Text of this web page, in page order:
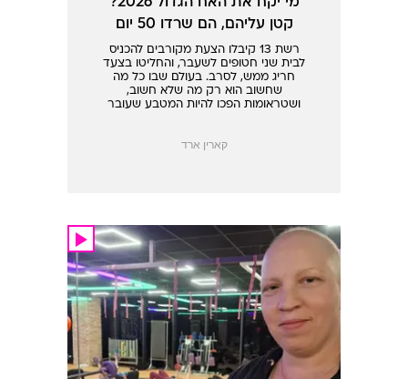
קטן עליהם, הם שרדו 50 יום
בשבי חמאס
רשת 13 קיבלו הצעת מקורבים להכניס
לבית שני חטופים לשעבר, והחליטו בצעד
חריג ממש, לסרב. בעולם שבו כל מה
שחשוב הוא רק מה שלא חשוב,
ושטראומות הפכו להיות המטבע שעובר
קארין ארד